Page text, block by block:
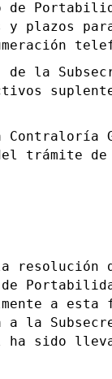
de
plazos
de la
trámite de
a esta
la
ha sido